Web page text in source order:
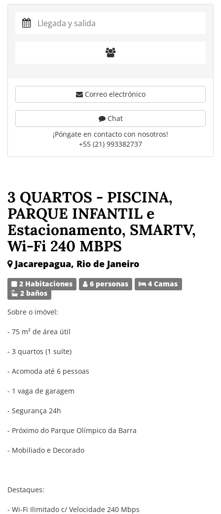
3 QUARTOS - PISCINA,
PARQUE INFANTIL e
Estacionamento, SMARTV,
Wi-Fi 240 MBPS
Jacarepagua, Rio de Janeiro
2 Habitaciones 6 personas
4 Camas
2 baños
Sobre o imóvel:
- 75 m² de área útil
- 3 quartos (1 suíte)
- Acomoda até 6 pessoas
- 1 vaga de garagem
- Segurança 24h
- Próximo do Parque Olímpico da Barra
- Mobiliado e Decorado
Destaques:
- Wi-Fi Ilimitado c/ Velocidade 240 Mbps
Correo electrónico
Chat
¡Póngate en contacto con nosotros!
+55 (21) 993382737